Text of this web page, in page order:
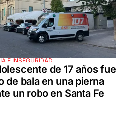
E INSEGURIDAD
de 17 años fue
de bala en una pierna
un robo en Santa Fe